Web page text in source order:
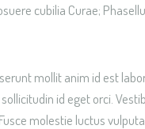
cubilia Curae;
mollit anim id est
id eget orci.
molestie luctus